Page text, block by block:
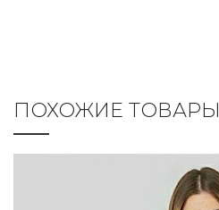
ПОХОЖИЕ ТОВАРЫ